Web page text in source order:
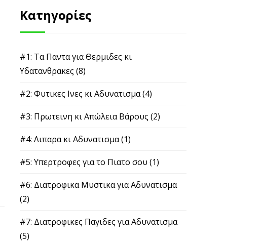
Κατηγορίες
#1: Τα Παντα για Θερμιδες κι
Υδατανθρακες (8)
#2: Φυτικες Ινες κι Αδυνατισμα(4)
#3: Πρωτεινη κι Απώλεια Βάρους (2)
#4: Λιπαρα κι Αδυνατισμα(1)
#5: Υπερτροφες για το Πιατο σου (1)
#6: Διατροφικα Μυστικα για Αδυνατισμα
(2)
#7: Διατροφικες Παγιδες για Αδυνατισμα
(5)